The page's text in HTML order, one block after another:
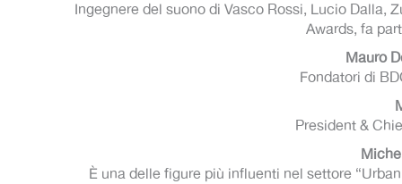
Ingegnere del suono di Vasco Rossi, Lucio Dalla,
Awards, fa
Mauro
Fondatori di
President &
È una delle figure più influenti nel settore